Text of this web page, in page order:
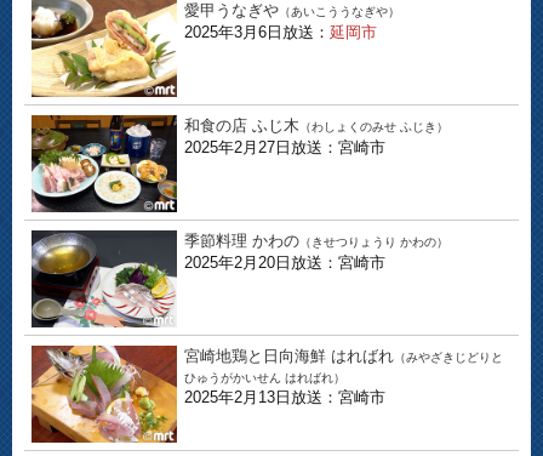
愛甲うなぎや （あいこううなぎや）
2025年3月6日放送： 延岡市
和食の店 ふじ木 （わしょくのみせ ふじき）
2025年2月27日放送：宮崎市
季節料理 かわの （きせつりょうり かわの）
2025年2月20日放送：宮崎市
宮崎地鶏と日向海鮮 はればれ （みやざきじどりと
ひゅうがかいせん はればれ）
2025年2月13日放送：宮崎市